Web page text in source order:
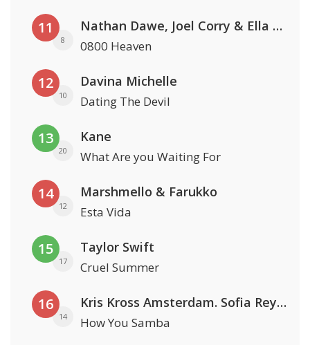
11
8
Nathan Dawe, Joel Corry & Ella Henderson
0800 Heaven
12
10
Davina Michelle
Dating The Devil
13
20
Kane
What Are you Waiting For
14
12
Marshmello & Farukko
Esta Vida
15
17
Taylor Swift
Cruel Summer
16
14
Kris Kross Amsterdam. Sofia Reyes & Tinie Tempah
How You Samba